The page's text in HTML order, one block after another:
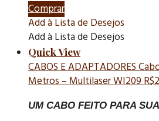
Comprar
Add à Lista de Desejos
Add à Lista de Desejos
Quick View
CABOS E ADAPTADORES
Metros – Multilaser WI209R$
UM CABO FEITO PARA